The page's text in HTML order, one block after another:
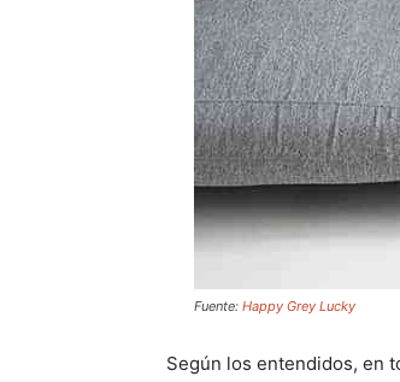
Fuente: Happy Grey Lucky
Según los entendidos, en